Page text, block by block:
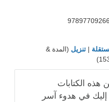
| تنزيل (المدة &
هذه الكتابات
إليك في هدوء آسر